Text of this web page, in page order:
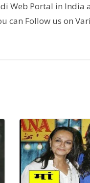
Web Portal in
can Follow us on